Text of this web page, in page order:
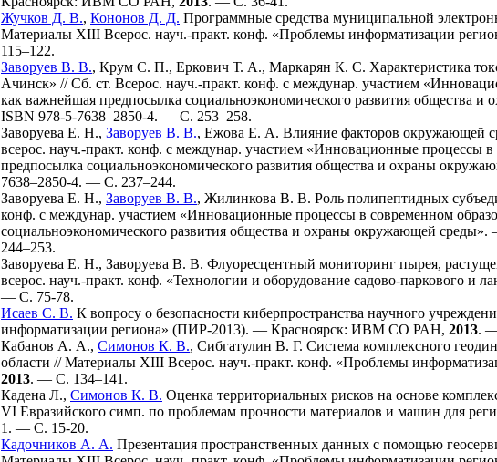
Жучков Д. В., Кононов Д. Д. Программные средства муниципальной
Материалы XIII Всерос. науч.-практ. конф. «Проблемы информатизации
115–122.
Заворуев В. В., Крум С. П., Еркович Т. А., Маркарян К. С. Характеристика
Ачинск» // Сб. ст. Всерос. науч.-практ. конф. с междунар. участием
как важнейшая предпосылка социальноэкономического развития
ISBN 978-5-7638–2850-4. — С. 253–258.
Заворуева Е. Н., Заворуев В. В., Ежова Е. А. Влияние факторов окружающей
всерос. науч.-практ. конф. с междунар. участием «Инновационные процессы
предпосылка социальноэкономического развития общества и охраны
7638–2850-4. — С. 237–244.
Заворуева Е. Н., Заворуев В. В., Жилинкова В. В. Роль полипептидных
конф. с междунар. участием «Инновационные процессы в современном
социальноэкономического развития общества и охраны окружающей
244–253.
Заворуева Е. Н., Заворуева В. В. Флуоресцентный мониторинг пырея,
всерос. науч.-практ. конф. «Технологии и оборудование садово-паркового и
— С. 75-78.
Исаев С. В. К вопросу о безопасности киберпространства научного
информатизации региона» (ПИР-2013). — Красноярск: ИВМ СО РАН, 2013.
Кабанов А. А., Симонов К. В., Сибгатулин В. Г. Система комплексного
области // Материалы XIII Всерос. науч.-практ. конф. «Проблемы
2013. — С. 134–141 .
Кадена Л., Симонов К. В. Оценка территориальных рисков на основе
VI Евразийского симп. по проблемам прочности материалов и машин для
1. — С. 15-20.
Кадочников А. А. Презентация пространственных данных с помощью